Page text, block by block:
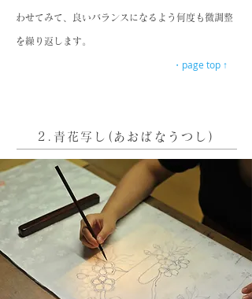
・page top ↑
わせてみて、良いバランスになるよう何度も微調整
を繰り返します。
2.青花写し(あおばなうつし)